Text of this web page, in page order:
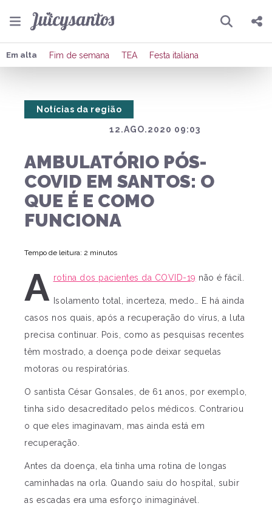
Pesquisar
Compartilhar
Publicar no X
Em alta Fim de semana TEA Festa italiana
12.AGO.2020 09:03
Notícias da região
AMBULATÓRIO PÓS-
COVID EM SANTOS: O
QUE É E COMO
FUNCIONA
Tempo de leitura: 2 minutos
A rotina dos pacientes da COVID-19 não é fácil.
Isolamento total, incerteza, medo… E há ainda
casos nos quais, após a recuperação do vírus, a luta
precisa continuar. Pois, como as pesquisas recentes
têm mostrado, a doença pode deixar sequelas
motoras ou respiratórias.
O santista César Gonsales, de 61 anos, por exemplo,
tinha sido desacreditado pelos médicos. Contrariou
o que eles imaginavam, mas ainda está em
recuperação.
Antes da doença, ela tinha uma rotina de longas
caminhadas na orla. Quando saiu do hospital, subir
as escadas era uma esforço inimaginável.